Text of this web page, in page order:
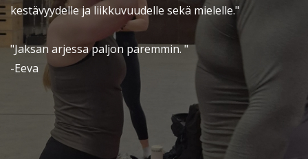
kestävyydelle ja liikkuvuudelle sekä mielelle."
"Jaksan arjessa paljon paremmin. "
-Eeva